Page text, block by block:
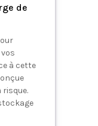
de
à cette